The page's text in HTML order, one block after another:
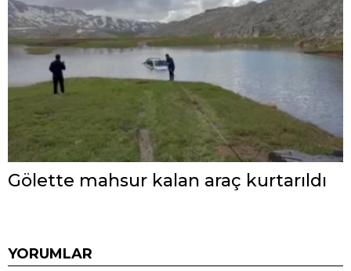
Gölette mahsur kalan araç kurtarıldı
YORUMLAR